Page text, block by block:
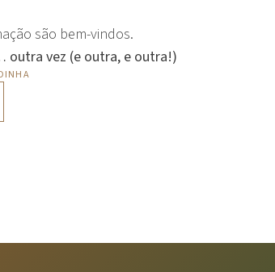
são bem-vindos.
outra vez (e outra, e outra!)